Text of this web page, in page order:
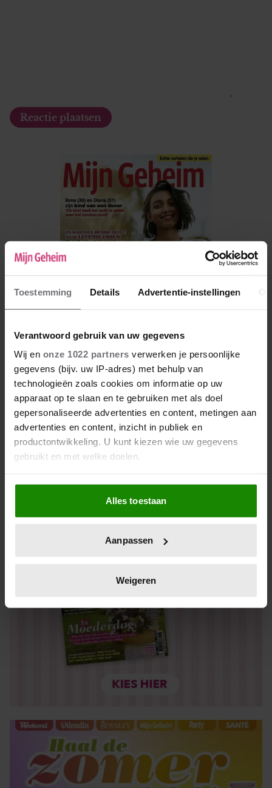
Toestemming Details Advertentie-instellingen
Verantwoord gebruik van uw gegevens
Wij en onze 1022 partners verwerken je persoonlijke
gegevens (bijv. uw IP-adres) met behulp van
technologieën zoals cookies om informatie op uw
apparaat op te slaan en te gebruiken met als doel
gepersonaliseerde advertenties en content, metingen aan
advertenties en content, inzicht in publiek en
productontwikkeling. U kunt kiezen wie uw gegevens
gebruikt en met welke doelen.
Als u het toestaat, willen we ook graag:
Informatie verzamelen over uw geografische locatie,
die tot een paar meter nauwkeurig kan zijn
op specifieke eigenschappen (fingerprinting)
verwerkt en stel uw voorkeuren in het
intrekken in de Cookieverklaring.
We gebruiken cookies om content en advertenties te
personaliseren, om functies voor social media te bieden
en om ons websiteverkeer te analyseren. Ook delen we
informatie over uw gebruik van onze site met onze
informatie die u aan ze heeft verstrekt of die ze hebben
verzameld op basis van uw gebruik van hun services. U
gaat akkoord met onze cookies als u onze website blijft
gebruiken.
Alles toestaan
Aanpassen
Weigeren
De nieuwe Mijn Geheim ligt nu in de winkel
Abonneren
Digitaal lezen
Los kopen